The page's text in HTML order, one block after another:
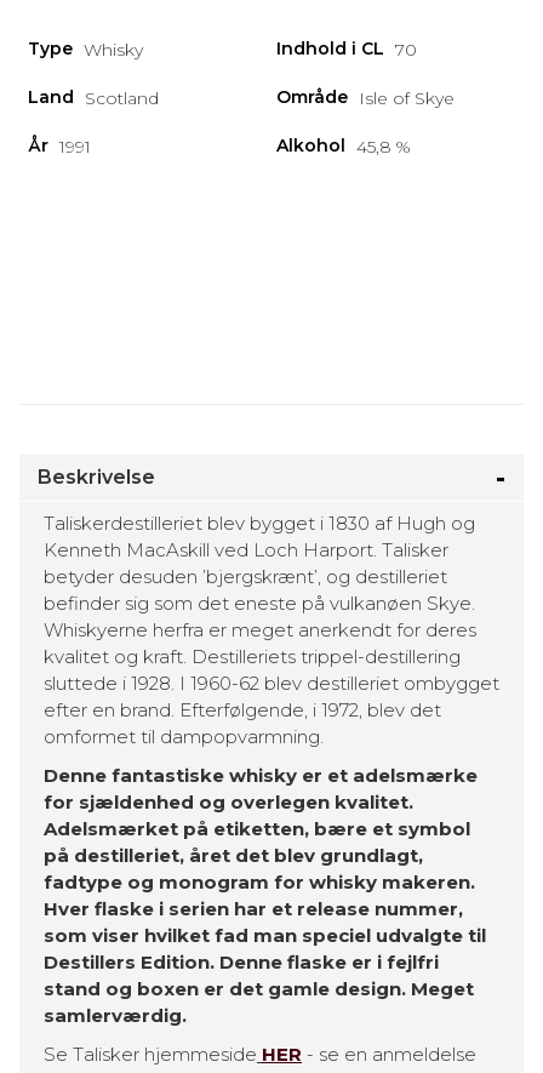
Type Whisky Indhold i CL 70
Land Scotland Område Isle of Skye
År 1991 Alkohol 45,8 %
Beskrivelse
Taliskerdestilleriet blev bygget i 1830 af Hugh og
Kenneth MacAskill ved Loch Harport. Talisker
betyder desuden ’bjergskrænt’, og destilleriet
befinder sig som det eneste på vulkanøen Skye.
Whiskyerne herfra er meget anerkendt for deres
kvalitet og kraft. Destilleriets trippel-destillering
sluttede i 1928. I 1960-62 blev destilleriet ombygget
efter en brand. Efterfølgende, i 1972, blev det
omformet til dampopvarmning.
Denne fantastiske whisky er et adelsmærke
for sjældenhed og overlegen kvalitet.
Adelsmærket på etiketten, bære et symbol
på destilleriet, året det blev grundlagt,
fadtype og monogram for whisky makeren.
Hver flaske i serien har et release nummer,
som viser hvilket fad man speciel udvalgte til
Destillers Edition. Denne flaske er i fejlfri
stand og boxen er det gamle design. Meget
samlerværdig.
Se Talisker hjemmeside HER - se en anmeldelse